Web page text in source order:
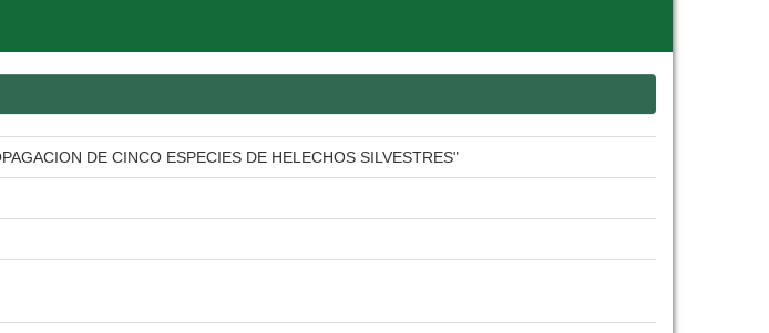
DE CINCO ESPECIES DE HELECHOS SILVESTRES"